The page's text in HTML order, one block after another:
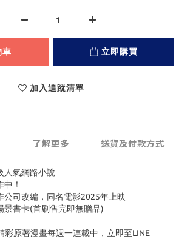
車 立即購買
加入追蹤清單
了解更多 送貨及付款方式
人氣網路小說
！
公司改編，同名電影2025年上映
書卡(首刷售完即無贈品)
彩原著漫畫每週一連載中，立即至LINE